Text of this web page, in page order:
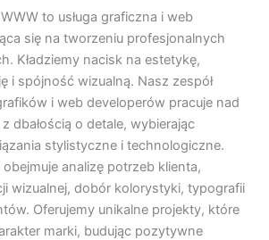
to usługa graficzna i web
się na tworzeniu profesjonalnych
Kładziemy nacisk na estetykę,
i spójność wizualną. Nasz zespół
i web developerów pracuje nad
dbałością o detale, wybierając
stylistyczne i technologiczne.
analizę potrzeb klienta,
wizualnej, dobór kolorystyki, typografii
Oferujemy unikalne projekty, które
marki, budując pozytywne